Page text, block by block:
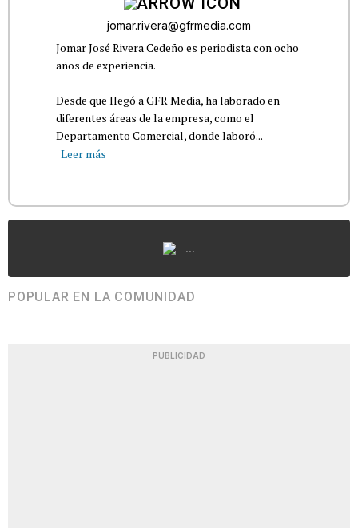
jomar.rivera@gfrmedia.com
Jomar José Rivera Cedeño es periodista con ocho
años de experiencia.
Desde que llegó a GFR Media, ha laborado en
diferentes áreas de la empresa, como el
Departamento Comercial, donde laboró...
Leer más
...
POPULAR EN LA COMUNIDAD
PUBLICIDAD